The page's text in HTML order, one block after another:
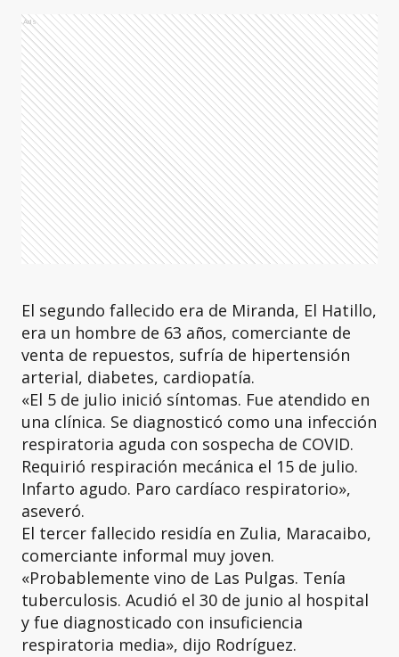
Ads
El segundo fallecido era de Miranda, El Hatillo,
era un hombre de 63 años, comerciante de
venta de repuestos, sufría de hipertensión
arterial, diabetes, cardiopatía.
«El 5 de julio inició síntomas. Fue atendido en
una clínica. Se diagnosticó como una infección
respiratoria aguda con sospecha de COVID.
Requirió respiración mecánica el 15 de julio.
Infarto agudo. Paro cardíaco respiratorio»,
aseveró.
El tercer fallecido residía en Zulia, Maracaibo,
comerciante informal muy joven.
«Probablemente vino de Las Pulgas. Tenía
tuberculosis. Acudió el 30 de junio al hospital
y fue diagnosticado con insuficiencia
respiratoria media», dijo Rodríguez.